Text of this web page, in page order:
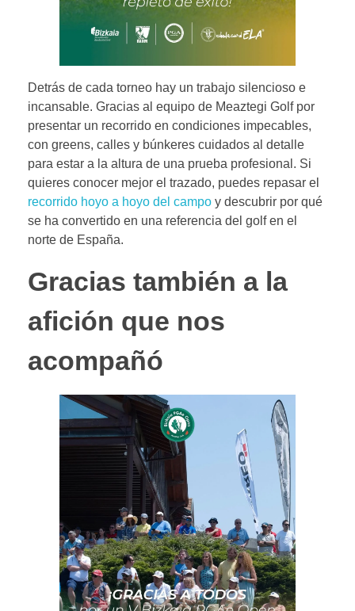
Detrás de cada torneo hay un trabajo silencioso e
incansable. Gracias al equipo de Meaztegi Golf por
presentar un recorrido en condiciones impecables,
con greens, calles y búnkeres cuidados al detalle
para estar a la altura de una prueba profesional. Si
quieres conocer mejor el trazado, puedes repasar el
recorrido hoyo a hoyo del campo y descubrir por qué
se ha convertido en una referencia del golf en el
norte de España.
Gracias también a la
afición que nos
acompañó